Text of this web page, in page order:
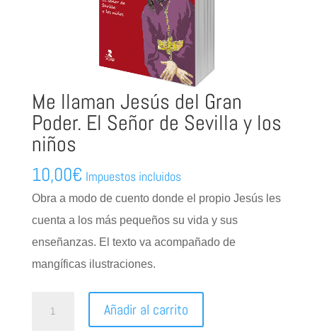
Me llaman Jesús del Gran
Poder. El Señor de Sevilla y los
niños
10,00€ Impuestos incluidos
Obra a modo de cuento donde el propio Jesús les
cuenta a los más pequeños su vida y sus
enseñanzas. El texto va acompañado de
mangíficas ilustraciones.
Añadir al carrito